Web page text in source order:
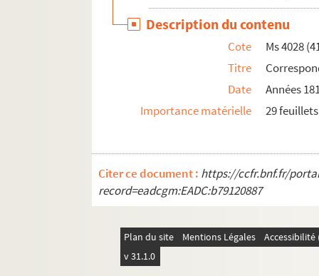
Description du contenu
Cote
Ms 4028
Titre
Date
Années
Importance matérielle
29 feuillets
Citer ce document : https://ccfr.bnf.fr/
record=eadcgm:EADC:b79120887
Plan du site Mentions Légales
v 31.1.0